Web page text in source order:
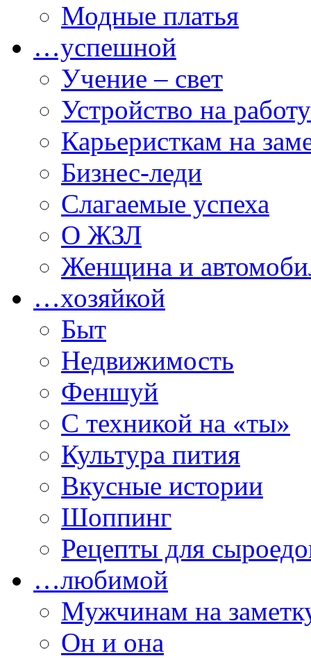
Модные платья
…успешной
Учение – свет
Устройство на работу
Карьеристкам на
Бизнес-леди
Слагаемые успеха
О ЖЗЛ
Женщина и
…хозяйкой
Быт
Недвижимость
Феншуй
С техникой на «ты»
Культура пития
Вкусные истории
Шоппинг
Рецепты для
…любимой
Мужчинам на
Он и она